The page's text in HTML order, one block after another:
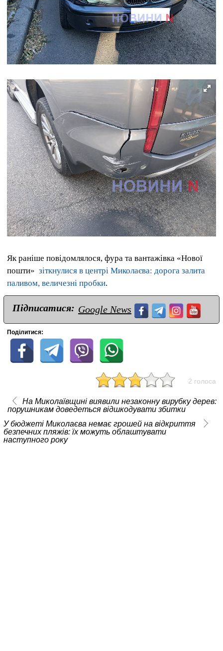
Як раніше повідомлялося, фура та вантажівка «Нової
пошти» зіткнулися в центрі Миколаєва: дорога залита
паливом, величезні пробки.
Підписатися: Google News
Поділитися:
2 голоса
На Миколаївщині виявили незаконну вирубку дерев:
порушникам доведеться відшкодувати збитки
У бюджеті Миколаєва немає грошей на відкриття
безпечних пляжів: їх можуть облаштувати
наступного року